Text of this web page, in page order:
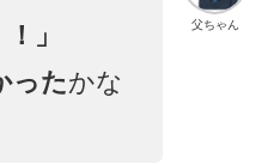
父ちゃん
」
ったかな